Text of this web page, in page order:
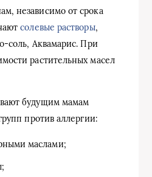
независимо от срока
солевые растворы,
соль, Аквамарис. При
растительных масел
будущим мамам
против аллергии:
маслами;